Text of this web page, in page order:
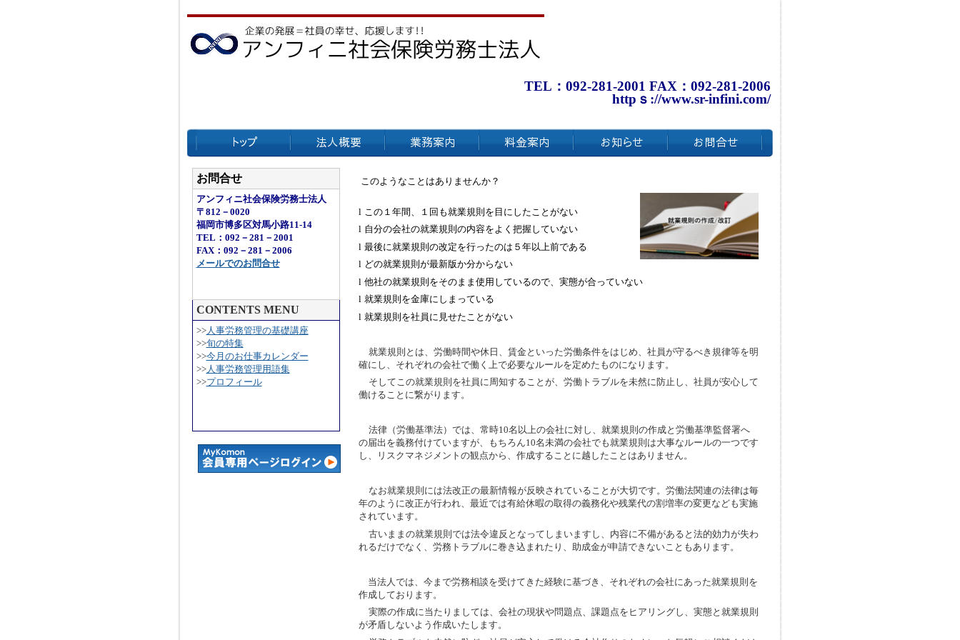
TEL：092-281-2001 FAX：092-281-2006
httpｓ://www.sr-infini.com/
このようなことはありませんか？
l この１年間、１回も就業規則を目にしたことがない
l 自分の会社の就業規則の内容をよく把握していない
l 最後に就業規則の改定を行ったのは５年以上前である
l どの就業規則が最新版か分からない
l 他社の就業規則をそのまま使用しているので、実態が合っていない
l 就業規則を金庫にしまっている
l 就業規則を社員に見せたことがない
就業規則とは、労働時間や休日、賃金といった労働条件をはじめ、社員が守るべき規律等を明
確にし、それぞれの会社で働く上で必要なルールを定めたものになります。
そしてこの就業規則を社員に周知することが、労働トラブルを未然に防止し、社員が安心して
働けることに繋がります。
法律（労働基準法）では、常時10名以上の会社に対し、就業規則の作成と労働基準監督署へ
の届出を義務付けていますが、もちろん10名未満の会社でも就業規則は大事なルールの一つです
し、リスクマネジメントの観点から、作成することに越したことはありません。
なお就業規則には法改正の最新情報が反映されていることが大切です。労働法関連の法律は毎
年のように改正が行われ、最近では有給休暇の取得の義務化や残業代の割増率の変更なども実施
されています。
古いままの就業規則では法令違反となってしまいますし、内容に不備があると法的効力が失わ
れるだけでなく、労務トラブルに巻き込まれたり、助成金が申請できないこともあります。
当法人では、今まで労務相談を受けてきた経験に基づき、それぞれの会社にあった就業規則を
作成しております。
実際の作成に当たりましては、会社の現状や問題点、課題点をヒアリングし、実態と就業規則
が矛盾しないよう作成いたします。
お問合せ
アンフィニ社会保険労務士法人
〒812－0020
福岡市博多区対馬小路11-14
TEL：092－281－2001
FAX：092－281－2006
メールでのお問合せ
CONTENTS MENU
>>人事労務管理の基礎講座
>>旬の特集
>>今月のお仕事カレンダー
>>人事労務管理用語集
>>プロフィール